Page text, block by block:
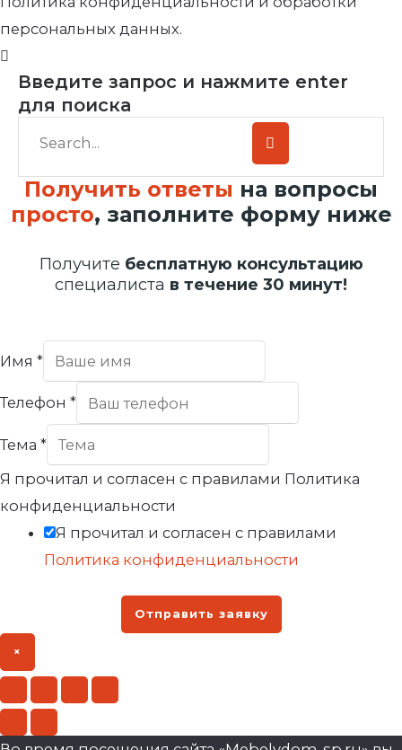
персональных данных.
Введите запрос и нажмите enter
для поиска
Получить ответы на вопросы
просто, заполните форму ниже
Получите бесплатную консультацию
специалиста в течение 30 минут!
Имя *
Телефон *
Тема *
Я прочитал и согласен с правилами Политика
конфиденциальности
Я прочитал и согласен с правилами
Политика конфиденциальности
Отправить заявку
×